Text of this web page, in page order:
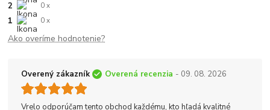
2 0 x
1 0 x
Ako overíme hodnotenie?
Overený zákazník Overená recenzia - 09. 08. 2026
Vrelo odporúčam tento obchod každému, kto hľadá kvalitné